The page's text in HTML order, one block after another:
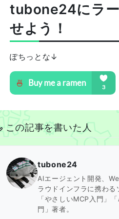
tubone24にラ
せよう！
ぽちっとな↓
この記事を書いた人
tubone24
AIエージェント開発、
ラウドインフラに携わる
「やさしいMCP入門」
門」著者。